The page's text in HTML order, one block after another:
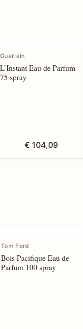
Guerlain
L’Instant Eau de Parfum
75 spray
€ 104,09
Tom Ford
Bois Pacifique Eau de
Parfum 100 spray